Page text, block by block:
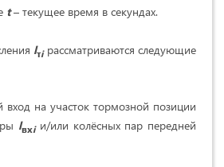
t– текущее время в секундах.
lтiрассматриваются следующие
вход на участок тормозной позиции
lвхiи/или колёсных пар передней